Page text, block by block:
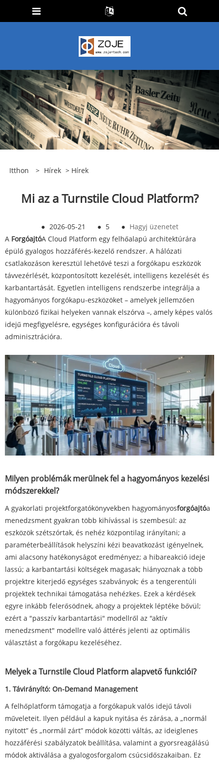
Itthon > Hírek > Hírek
Mi az a Turnstile Cloud Platform?
● 2026-05-21 ● 5 ● Hagyj üzenetet
A ForgóajtóA Cloud Platform egy felhőalapú architektúrára
épülő gyalogos hozzáférés-kezelő rendszer. A hálózati
csatlakozáson keresztül lehetővé teszi a forgókapu eszközök
távvezérlését, központosított kezelését, intelligens kezelését és
karbantartását. Egyetlen intelligens rendszerbe integrálja a
hagyományos forgókapu-eszközöket – amelyek jellemzően
különböző fizikai helyeken vannak elszórva –, amely képes valós
idejű megfigyelésre, egységes konfigurációra és távoli
adminisztrációra.
Milyen problémák merülnek fel a hagyományos kezelési
módszerekkel?
A gyakorlati projektforgatókönyvekben hagyományosforgóajtóa
menedzsment gyakran több kihívással is szembesül: az
eszközök szétszórtak, és nehéz központilag irányítani; a
paraméterbeállítások helyszíni kézi beavatkozást igényelnek,
ami alacsony hatékonyságot eredményez; a hibareakció ideje
lassú; a karbantartási költségek magasak; hiányoznak a több
projektre kiterjedő egységes szabványok; és a tengerentúli
projektek technikai támogatása nehézkes. Ezek a kérdések
egyre inkább felerősödnek, ahogy a projektek léptéke bővül;
ezért a "passzív karbantartási" modellről az "aktív
menedzsment" modellre való áttérés jelenti az optimális
választást a forgókapu kezeléséhez.
Melyek a Turnstile Cloud Platform alapvető funkciói?
1. Távirányító: On-Demand Management
A felhőplatform támogatja a forgókapuk valós idejű távoli
műveleteit. Ilyen például a kapuk nyitása és zárása, a „normál
nyitott” és „normál zárt” módok közötti váltás, az ideiglenes
hozzáférési szabályzatok beállítása, valamint a gyorsreagálású
módok aktiválása a gyalogosforgalom csúcsidőszakaiban. Ez